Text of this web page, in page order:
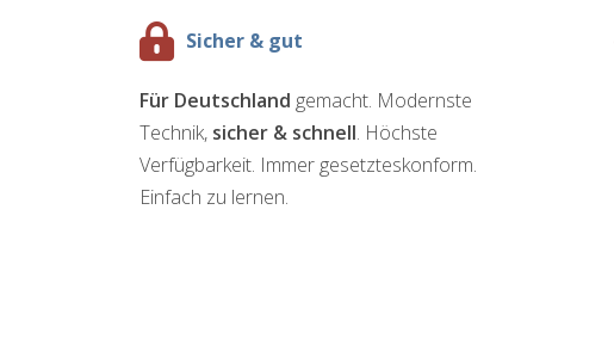
Sicher & gut
Für Deutschland gemacht. Modernste
Technik, sicher & schnell. Höchste
Verfügbarkeit. Immer gesetzteskonform.
Einfach zu lernen.